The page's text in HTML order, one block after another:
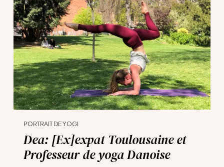
PORTRAIT DE YOGI
Dea: [Ex]expat Toulousaine et
Professeur de yoga Danoise